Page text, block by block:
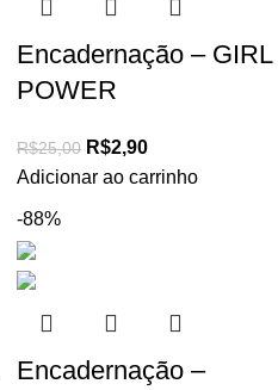
Encadernação – GIRL
POWER
R$25,00 R$2,90
Adicionar ao carrinho
-88%
Encadernação –